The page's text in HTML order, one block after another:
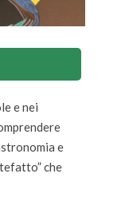
e nei
e
che